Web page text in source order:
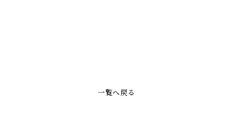
一覧へ戻る